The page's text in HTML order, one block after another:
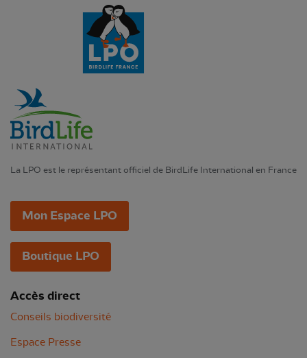
La LPO est le représentant officiel de BirdLife International en France
Mon Espace LPO
Boutique LPO
Accès direct
Conseils biodiversité
Espace Presse